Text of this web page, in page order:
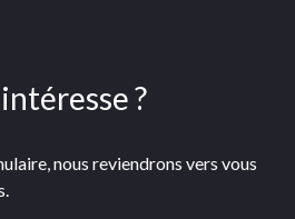
?
nous reviendrons vers vous